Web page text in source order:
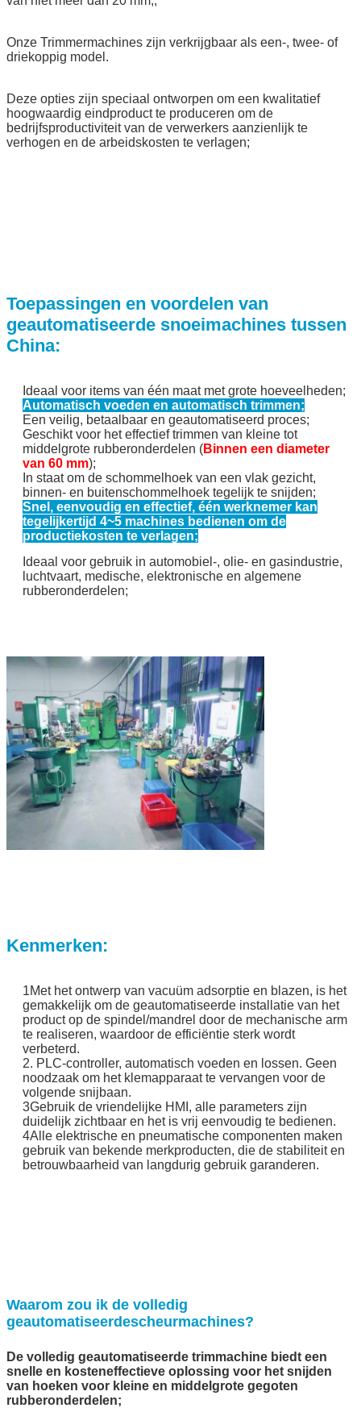
Onze Trimmermachines zijn verkrijgbaar als een-, twee- of
driekoppig model.
Deze opties zijn speciaal ontworpen om een kwalitatief
hoogwaardig eindproduct te produceren om de
bedrijfsproductiviteit van de verwerkers aanzienlijk te
verhogen en de arbeidskosten te verlagen;
Toepassingen en voordelen van
geautomatiseerde snoeimachines tussen
China:
Ideaal voor items van één maat met grote hoeveelheden;
Automatisch voeden en automatisch trimmen;
Een veilig, betaalbaar en geautomatiseerd proces;
Geschikt voor het effectief trimmen van kleine tot
middelgrote rubberonderdelen (Binnen een diameter
van 60 mm);
In staat om de schommelhoek van een vlak gezicht,
binnen- en buitenschommelhoek tegelijk te snijden;
Snel, eenvoudig en effectief, één werknemer kan
tegelijkertijd 4~5 machines bedienen om de
productiekosten te verlagen;
Ideaal voor gebruik in automobiel-, olie- en gasindustrie,
luchtvaart, medische, elektronische en algemene
rubberonderdelen;
Kenmerken:
1Met het ontwerp van vacuüm adsorptie en blazen, is het
gemakkelijk om de geautomatiseerde installatie van het
product op de spindel/mandrel door de mechanische arm
te realiseren, waardoor de efficiëntie sterk wordt
verbeterd.
2. PLC-controller, automatisch voeden en lossen. Geen
noodzaak om het klemapparaat te vervangen voor de
volgende snijbaan.
3Gebruik de vriendelijke HMI, alle parameters zijn
duidelijk zichtbaar en het is vrij eenvoudig te bedienen.
4Alle elektrische en pneumatische componenten maken
gebruik van bekende merkproducten, die de stabiliteit en
betrouwbaarheid van langdurig gebruik garanderen.
Waarom zou ik de volledig
geautomatiseerdescheurmachines?
De volledig geautomatiseerde trimmachine biedt een
snelle en kosteneffectieve oplossing voor het snijden
van hoeken voor kleine en middelgrote gegoten
rubberonderdelen;